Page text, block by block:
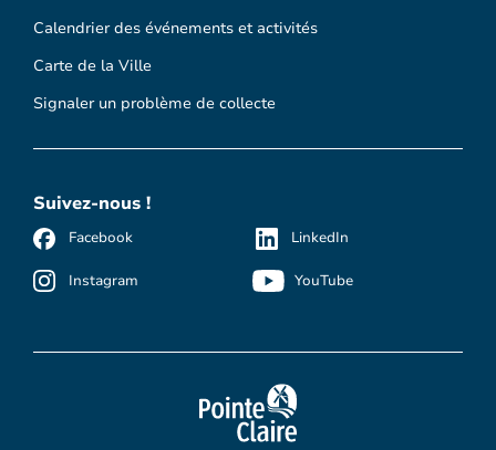
Calendrier des événements et activités
Carte de la Ville
Signaler un problème de collecte
Suivez-nous !
Facebook
Instagram
LinkedIn
YouTube